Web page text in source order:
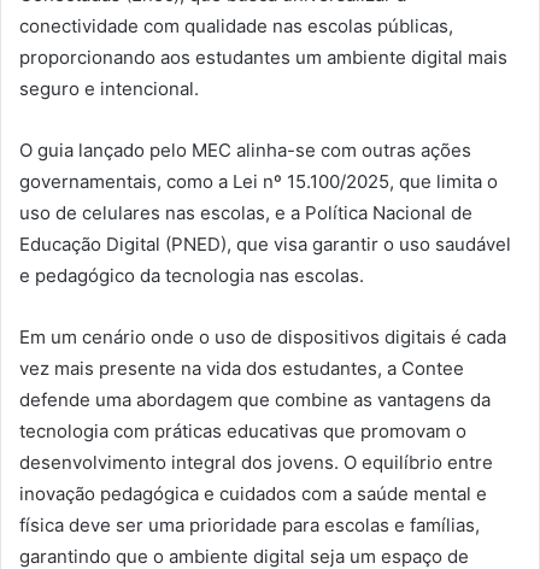
conectividade com qualidade nas escolas públicas,
proporcionando aos estudantes um ambiente digital mais
seguro e intencional.
O guia lançado pelo MEC alinha-se com outras ações
governamentais, como a Lei nº 15.100/2025, que limita o
uso de celulares nas escolas, e a Política Nacional de
Educação Digital (PNED), que visa garantir o uso saudável
e pedagógico da tecnologia nas escolas.
Em um cenário onde o uso de dispositivos digitais é cada
vez mais presente na vida dos estudantes, a Contee
defende uma abordagem que combine as vantagens da
tecnologia com práticas educativas que promovam o
desenvolvimento integral dos jovens. O equilíbrio entre
inovação pedagógica e cuidados com a saúde mental e
física deve ser uma prioridade para escolas e famílias,
garantindo que o ambiente digital seja um espaço de